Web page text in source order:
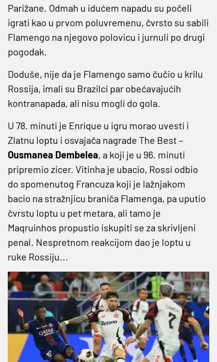
Parižane. Odmah u idućem napadu su počeli
igrati kao u prvom poluvremenu, čvrsto su sabili
Flamengo na njegovo polovicu i jurnuli po drugi
pogodak.
Doduše, nije da je Flamengo samo čučio u krilu
Rossija, imali su Brazilci par obećavajućih
kontranapada, ali nisu mogli do gola.
U 78. minuti je Enrique u igru morao uvesti i
Zlatnu loptu i osvajača nagrade The Best –
Ousmanea Dembelea, a koji je u 96. minuti
pripremio zicer. Vitinha je ubacio, Rossi odbio
do spomenutog Francuza koji je lažnjakom
bacio na stražnjicu braniča Flamenga, pa uputio
čvrstu loptu u pet metara, ali tamo je
Maqruinhos propustio iskupiti se za skrivljeni
penal. Nespretnom reakcijom dao je loptu u
ruke Rossiju...